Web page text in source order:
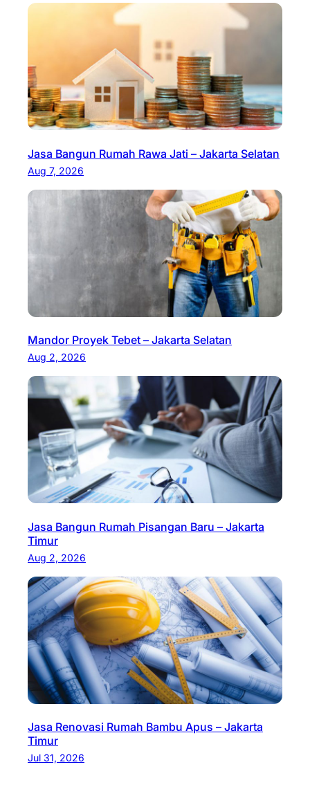
Jasa Bangun Rumah Rawa Jati – Jakarta Selatan
Aug 7, 2026
Mandor Proyek Tebet – Jakarta Selatan
Aug 2, 2026
Jasa Bangun Rumah Pisangan Baru – Jakarta
Timur
Aug 2, 2026
Jasa Renovasi Rumah Bambu Apus – Jakarta
Timur
Jul 31, 2026